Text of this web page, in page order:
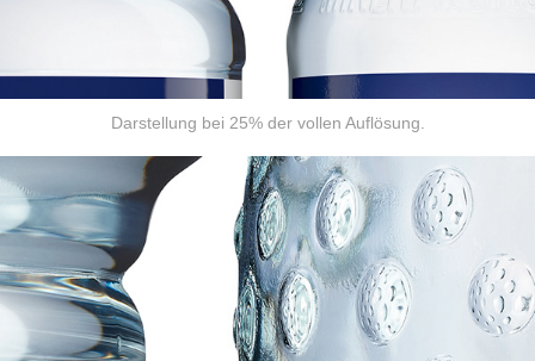
Darstellung bei 25% der vollen Auflösung.